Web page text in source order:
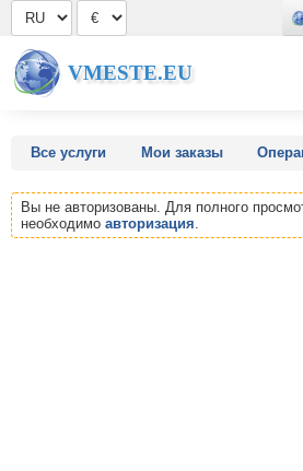
VMESTE.EU
Все услуги Мои заказы
Вы не авторизованы. Для полного
необходимо авторизация.